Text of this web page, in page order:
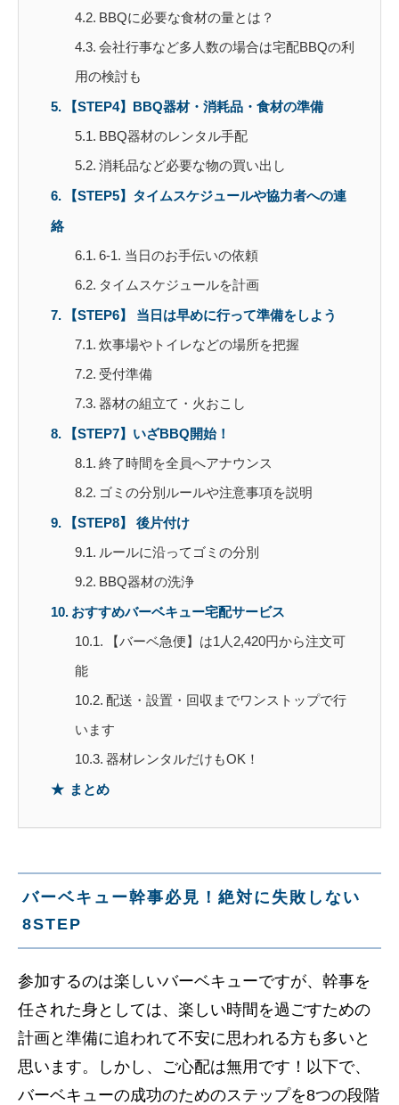
BBQに必要な食材の量とは？
会社行事など多人数の場合は宅配BBQの利
用の検討も
【STEP4】BBQ器材・消耗品・食材の準備
BBQ器材のレンタル手配
消耗品など必要な物の買い出し
【STEP5】タイムスケジュールや協力者への連
絡
6-1. 当日のお手伝いの依頼
タイムスケジュールを計画
【STEP6】 当日は早めに行って準備をしよう
炊事場やトイレなどの場所を把握
受付準備
器材の組立て・火おこし
【STEP7】いざBBQ開始！
終了時間を全員へアナウンス
ゴミの分別ルールや注意事項を説明
【STEP8】 後片付け
ルールに沿ってゴミの分別
BBQ器材の洗浄
おすすめバーベキュー宅配サービス
【バーベ急便】は1人2,420円から注文可
能
配送・設置・回収までワンストップで行
います
器材レンタルだけもOK！
まとめ
バーベキュー幹事必見！絶対に失敗しない
8STEP
参加するのは楽しいバーベキューですが、幹事を
任された身としては、楽しい時間を過ごすための
計画と準備に追われて不安に思われる方も多いと
思います。しかし、ご心配は無用です！以下で、
バーベキューの成功のためのステップを8つの段階